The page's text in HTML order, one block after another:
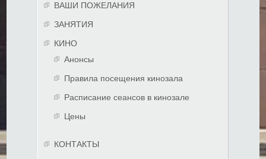
ВАШИ ПОЖЕЛАНИЯ
ЗАНЯТИЯ
КИНО
Анонсы
Правила посещения кинозала
Расписание сеансов в кинозале
Цены
КОНТАКТЫ